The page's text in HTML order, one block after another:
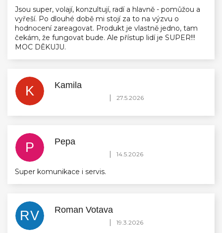
Jsou super, volají, konzultují, radí a hlavně - pomůžou a
vyřeší. Po dlouhé době mi stojí za to na výzvu o
hodnocení zareagovat. Produkt je vlastně jedno, tam
čekám, že fungovat bude. Ale přístup lidí je SUPER!!!
MOC DĚKUJU.
K Kamila
Hodnocení obchodu je 5 z 5 hvězdiček.
| 27.5.2026
P Pepa
Hodnocení obchodu je 5 z 5 hvězdiček.
| 14.5.2026
Super komunikace i servis.
RV Roman Votava
Hodnocení obchodu je 5 z 5 hvězdiček.
| 19.3.2026